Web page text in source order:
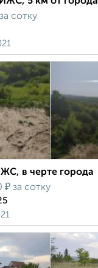
за сотку
в черте города
₽ за сотку